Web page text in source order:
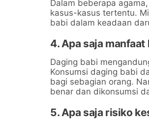
Dalam beberapa
kasus-kasus tertentu.
babi dalam keadaan
4. Apa saja
Daging babi
Konsumsi daging babi
bagi sebagian orang.
benar dan dikonsumsi
5. Apa saja risiko